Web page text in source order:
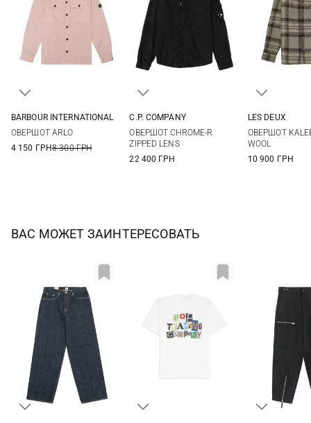
BARBOUR INTERNATIONAL
ОВЕРШОТ ARLO
4 150 ГРН8 300 ГРН
XXL
C.P. COMPANY
ОВЕРШОТ CHROME-R
ZIPPED LENS
22 400 ГРН
LES DEUX
ОВЕРШОТ
WOOL
10 900 ГРН
ВАС МОЖЕТ ЗАИНТЕРЕСОВАТЬ